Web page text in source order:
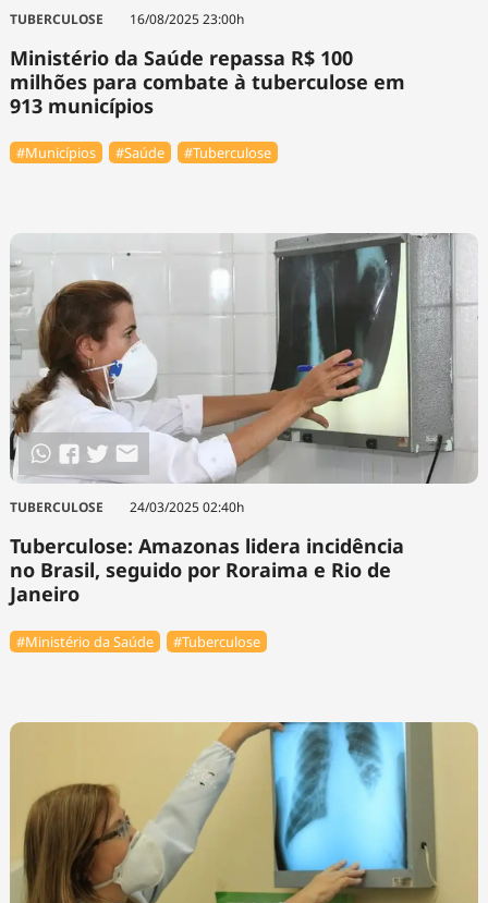
Cinema
Infraestrutura
TUBERCULOSE 16/08/2025 23:00h
Ministério da Saúde repassa R$ 100
milhões para combate à tuberculose em
913 municípios
#Municípios #Saúde #Tuberculose
TUBERCULOSE 24/03/2025 02:40h
Tuberculose: Amazonas lidera incidência
no Brasil, seguido por Roraima e Rio de
Janeiro
#Ministério da Saúde #Tuberculose